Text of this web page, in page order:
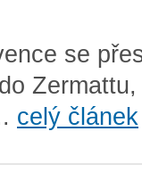
se
celý článek